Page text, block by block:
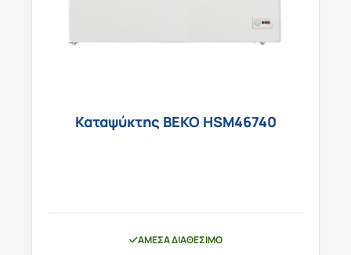
Καταψύκτης BEKO HSM46740
ΆΜΕΣΑ ΔΙΑΘΈΣΙΜΟ